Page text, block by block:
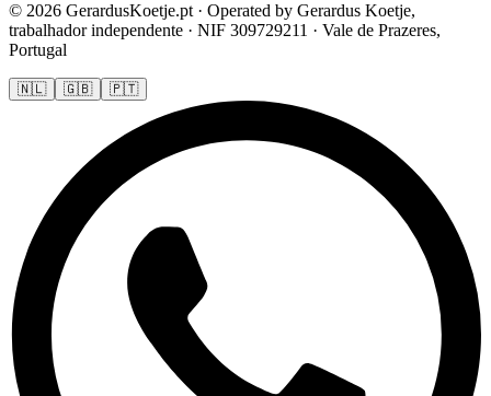
© 2026 GerardusKoetje.pt · Operated by Gerardus Koetje,
trabalhador independente · NIF 309729211 · Vale de Prazeres,
Portugal
🇳🇱 🇬🇧 🇵🇹